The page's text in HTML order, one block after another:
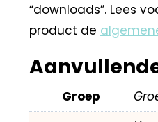
“downloads”. Lees
product de
Groep